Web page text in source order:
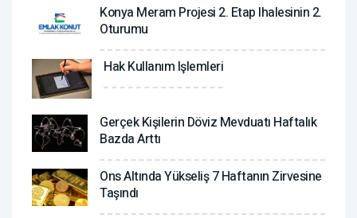
Konya Meram Projesi 2. Etap Ihalesinin 2.
Oturumu
Hak Kullanım Işlemleri
Gerçek Kişilerin Döviz Mevduatı Haftalık
Bazda Arttı
Ons Altında Yükseliş 7 Haftanın Zirvesine
Taşındı